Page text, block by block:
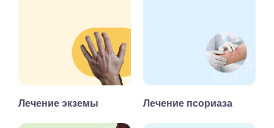
Лечение экземы Лечение псориаза